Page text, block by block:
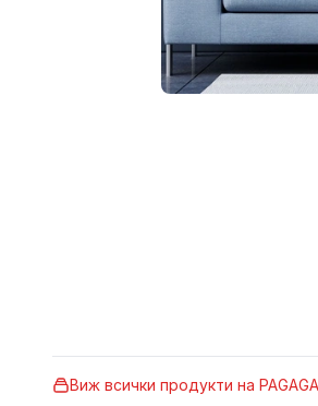
Виж всички продукти на